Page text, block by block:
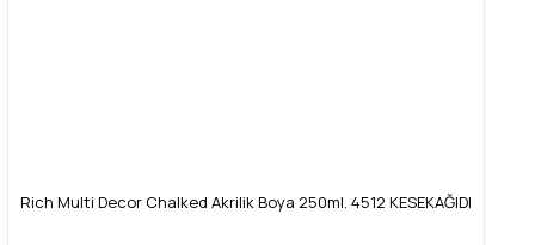
Rich Multi Decor Chalked Akrilik Boya 250ml. 4512 KESEKAĞIDI